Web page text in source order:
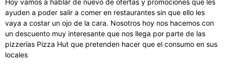
ayuden a poder salir a comer en restaurantes sin que ello les
vaya a costar un ojo de la cara. Nosotros hoy nos hacemos con
un descuento muy interesante que nos llega por parte de las
pizzerías Pizza Hut que pretenden hacer que el consumo en sus
locales